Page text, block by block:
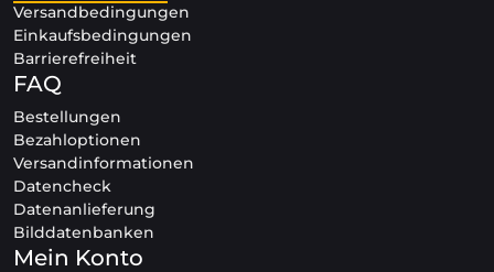
Versandbedingungen
Einkaufsbedingungen
Barrierefreiheit
FAQ
Bestellungen
Bezahloptionen
Versandinformationen
Datencheck
Datenanlieferung
Bilddatenbanken
Mein Konto